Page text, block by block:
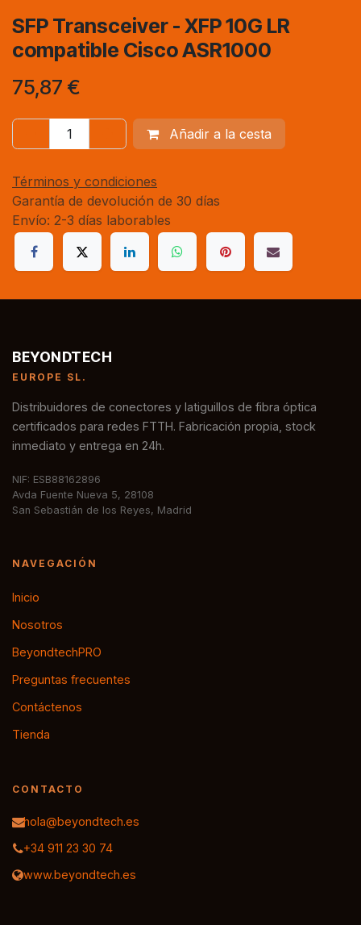
SFP Transceiver - XFP 10G LR
compatible Cisco ASR1000
75,87 €
Añadir a la cesta
Términos y condiciones
Garantía de devolución de 30 días
Envío: 2-3 días laborables
BEYONDTECH
EUROPE SL.
Distribuidores de conectores y latiguillos de fibra óptica
certificados para redes FTTH. Fabricación propia, stock
inmediato y entrega en 24h.
NIF: ESB88162896
Avda Fuente Nueva 5, 28108
San Sebastián de los Reyes, Madrid
NAVEGACIÓN
Inicio
Nosotros
BeyondtechPRO
Preguntas frecuentes
Contáctenos
Tienda
CONTACTO
hola@beyondtech.es
+34 911 23 30 74
www.beyondtech.es